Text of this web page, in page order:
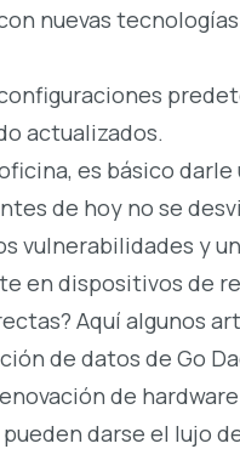
nuevas
actualizados.
es básico
de hoy no se
vulnerabilidades y
en dispositivos de
Aquí algunos
de datos de Go
de
darse el lujo